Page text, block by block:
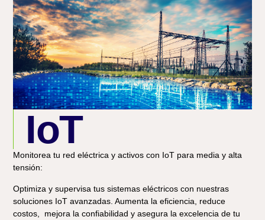
IoT
Monitorea tu red eléctrica y activos con IoT para media y alta
tensión:
Optimiza y supervisa tus sistemas eléctricos con nuestras
soluciones IoT avanzadas. Aumenta la eficiencia, reduce
costos, mejora la confiabilidad y asegura la excelencia de tu